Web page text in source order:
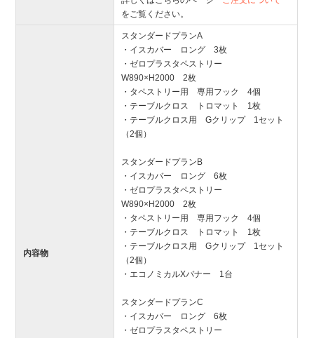
をご覧ください。
内容物
スタンダードプランA
・イスカバー ロング 3枚
・ゼロプラスタペストリー
W890×H2000 2枚
・タペストリー用 専用フック 4個
・テーブルクロス トロマット 1枚
・テーブルクロス用 Gクリップ 1セット
（2個）
スタンダードプランB
・イスカバー ロング 6枚
・ゼロプラスタペストリー
W890×H2000 2枚
・タペストリー用 専用フック 4個
・テーブルクロス トロマット 1枚
・テーブルクロス用 Gクリップ 1セット
（2個）
・エコノミカルXバナー 1台
スタンダードプランC
・イスカバー ロング 6枚
・ゼロプラスタペストリー